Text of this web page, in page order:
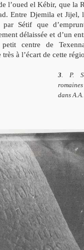
l’oued el Kébir, que la
Entre Djemila et Jijel,
par Sétif que
délaissée et d’un
centre de
très à l’écart de cette
3. P.
dans